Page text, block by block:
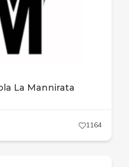
La Mannirata
1164